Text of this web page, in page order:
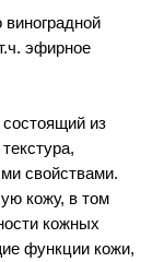
эфирное
из
свойствами.
кожу, в том
кожных
функции кожи,